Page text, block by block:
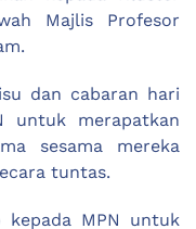
Majlis Profesor
dan cabaran hari
untuk merapatkan
sesama mereka
tuntas.
MPN untuk